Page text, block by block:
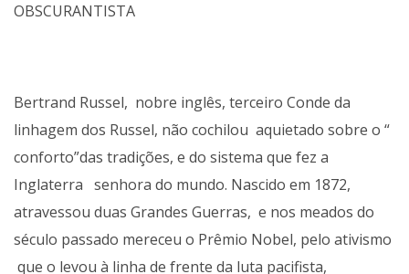
OBSCURANTISTA
Bertrand Russel, nobre inglês, terceiro Conde da
linhagem dos Russel, não cochilou aquietado sobre o “
conforto”das tradições, e do sistema que fez a
Inglaterra senhora do mundo. Nascido em 1872,
atravessou duas Grandes Guerras, e nos meados do
século passado mereceu o Prêmio Nobel, pelo ativismo
que o levou à linha de frente da luta pacifista,